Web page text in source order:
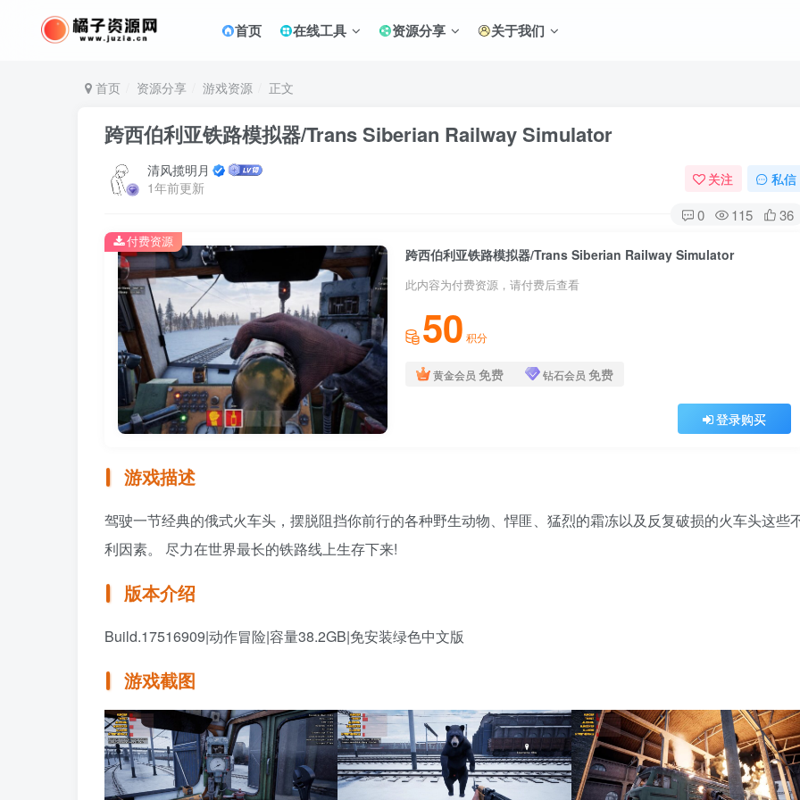
首页 在线工具 资源分享 关于我们
首页 资源分享 游戏资源 正文
跨西伯利亚铁路模拟器/Trans Siberian Railway Simulator
清风揽明月
1年前更新
关注 私信
0 115 36
跨西伯利亚铁路模拟器/Trans Siberian Railway Simulator
此内容为付费资源，请付费后查看
50 积分
黄金会员 免费 钻石会员 免费
登录购买
付费资源
游戏描述
驾驶一节经典的俄式火车头，摆脱阻挡你前行的各种野生动物、悍匪、猛烈的霜冻以及反复破损的火车头这些
利因素。 尽力在世界最长的铁路线上生存下来!
版本介绍
Build.17516909|动作冒险|容量38.2GB|免安装绿色中文版
游戏截图